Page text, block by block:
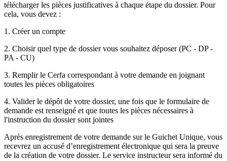
télécharger les pièces justificatives à chaque étape du dossier. Pour
cela, vous devez :
1. Créer un compte
2. Choisir quel type de dossier vous souhaitez déposer (PC - DP -
PA - CU)
3. Remplir le Cerfa correspondant à votre demande en joignant
toutes les pièces obligatoires
4. Valider le dépôt de votre dossier, une fois que le formulaire de
demande est renseigné et que toutes les pièces nécessaires à
l'instruction du dossier sont jointes
Après enregistrement de votre demande sur le Guichet Unique, vous
recevrez un accusé d’enregistrement électronique qui sera la preuve
de la création de votre dossier. Le service instructeur sera informé du